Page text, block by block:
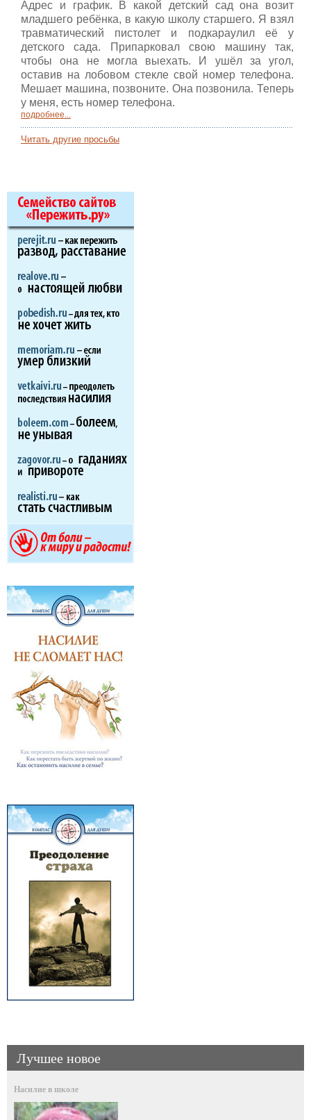
Адрес и график. В какой детский сад она возит
младшего ребёнка, в какую школу старшего. Я взял
травматический пистолет и подкараулил её у
детского сада. Припарковал свою машину так,
чтобы она не могла выехать. И ушёл за угол,
оставив на лобовом стекле свой номер телефона.
Мешает машина, позвоните. Она позвонила. Теперь
у меня, есть номер телефона.
подробнее...
Читать другие просьбы
Лучшее новое
Насилие в школе